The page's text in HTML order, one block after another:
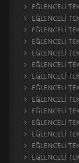
EĞLENCELİ
EĞLENCELİ
EĞLENCELİ
EĞLENCELİ
EĞLENCELİ
EĞLENCELİ
EĞLENCELİ
EĞLENCELİ
EĞLENCELİ
EĞLENCELİ
EĞLENCELİ
EĞLENCELİ
EĞLENCELİ
EĞLENCELİ